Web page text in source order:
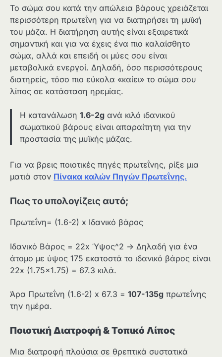
Το σώμα σου κατά την απώλεια βάρους χρειάζεται
περισσότερη πρωτεΐνη για να διατηρήσει τη μυϊκή
του μάζα. Η διατήρηση αυτής είναι εξαιρετικά
σημαντική και για να έχεις ένα πιο καλαίσθητο
σώμα, αλλά και επειδή οι μύες σου είναι
μεταβολικά ενεργοί. Δηλαδή, όσο περισσότερους
διατηρείς, τόσο πιο εύκολα «καίει» το σώμα σου
λίπος σε κατάσταση ηρεμίας.
Η κατανάλωση 1.6-2g ανά κιλό ιδανικού
σωματικού βάρους είναι απαραίτητη για την
προστασία της μυϊκής μάζας.
Για να βρεις ποιοτικές πηγές πρωτεΐνης, ρίξε μια
ματιά στον Πίνακα καλών Πηγών Πρωτεΐνης.
Πως το υπολογίζεις αυτό;
Πρωτεΐνη= (1.6-2) x Ιδανικό βάρος
Ιδανικό Βάρος = 22x Ύψος^2 -> Δηλαδή για ένα
άτομο με ύψος 175 εκατοστά το ιδανικό βάρος είναι
22x (1.75×1.75) = 67.3 κιλά.
Άρα Πρωτεΐνη (1.6-2) x 67.3 = 107-135g πρωτεΐνης
την ημέρα.
Ποιοτική Διατροφή & Τοπικό Λίπος
Μια διατροφή πλούσια σε θρεπτικά συστατικά